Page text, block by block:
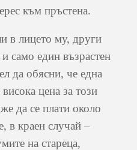
към пръстена.
в лицето му, други
само един възрастен
да обясни, че една
цена за този
да се плати около
в краен случай –
на стареца,